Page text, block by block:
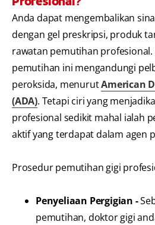
Anda dapat mengembalikan
dengan gel preskripsi, produk
rawatan pemutihan profesional.
pemutihan ini mengandungi
peroksida, menurutAmerican
(ADA). Tetapi ciri yang
profesional sedikit mahal ialah
aktif yang terdapat dalam agen
Prosedur pemutihan gigi
Penyeliaan Pergigian -
pemutihan, doktor gigi